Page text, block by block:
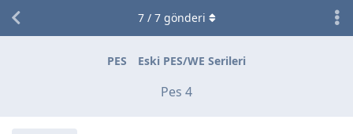
PES Eski PES/WE Serileri
Pes 4
7/ 7gönderi